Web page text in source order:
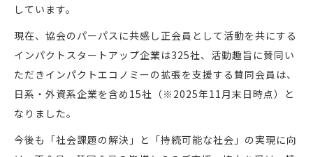
しています。
現在、協会のパーパスに共感し正会員として活動を共にする
インパクトスタートアップ企業は325社、活動趣旨に賛同い
ただきインパクトエコノミーの拡張を支援する賛同会員は、
日系・外資系企業を含め15社（※2025年11月末日時点）と
なりました。
今後も「社会課題の解決」と「持続可能な社会」の実現に向